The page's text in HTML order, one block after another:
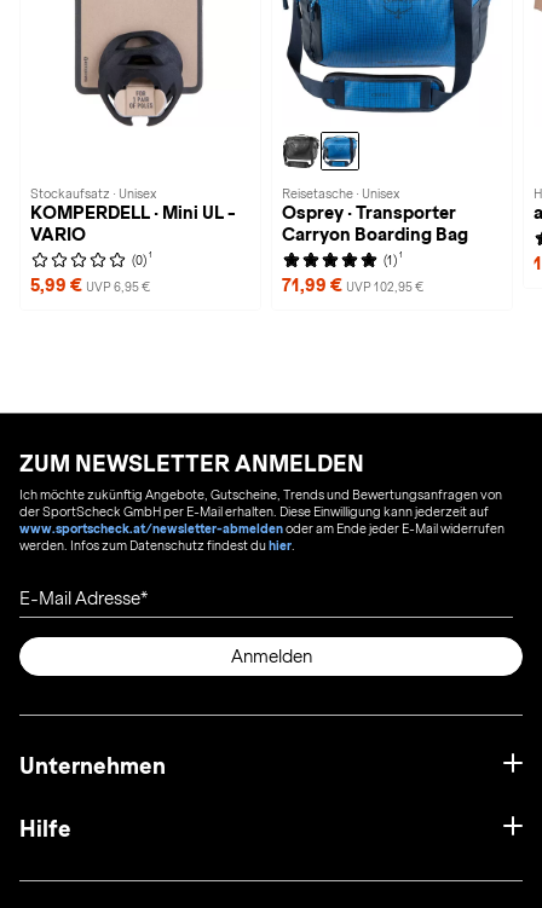
Stockaufsatz · Unisex
KOMPERDELL · Mini UL -
VARIO
(0) 1
5,99 € UVP 6,95 €
Reisetasche · Unisex
Osprey · Transporter
Carryon Boarding Bag
(1) 1
71,99 € UVP 102,95 €
ZUM NEWSLETTER ANMELDEN
Ich möchte zukünftig Angebote, Gutscheine, Trends und Bewertungsanfragen von
der SportScheck GmbH per E-Mail erhalten. Diese Einwilligung kann jederzeit auf
www.sportscheck.at/newsletter-abmeldenoder am Ende jeder E-Mail widerrufen
werden. Infos zum Datenschutz findest duhier
E-Mail Adresse
Anmelden
Unternehmen
Hilfe